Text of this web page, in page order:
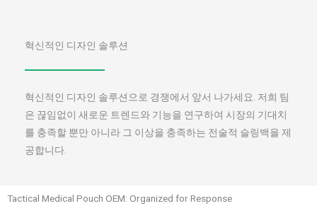
혁신적인 디자인 솔루션
혁신적인 디자인 솔루션으로 경쟁에서 앞서 나가세요. 저희 팀
은 끊임없이 새로운 트렌드와 기능을 연구하여 시장의 기대치
를 충족할 뿐만 아니라 그 이상을 충족하는 전술적 슬링백을 제
공합니다.
Tactical Medical Pouch OEM: Organized for Response